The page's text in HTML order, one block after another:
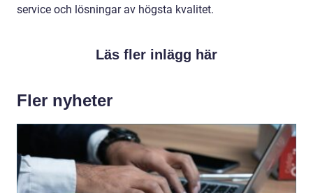
service och lösningar av högsta kvalitet.
Läs fler inlägg här
Fler nyheter